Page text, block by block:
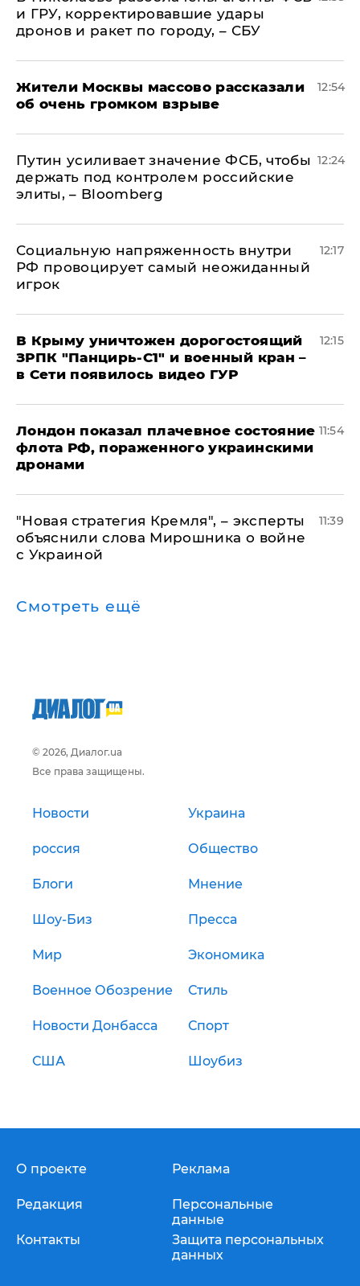
и ГРУ, корректировавшие удары
дронов и ракет по городу, – СБУ
Жители Москвы массово рассказали
об очень громком взрыве
12:54
Путин усиливает значение ФСБ, чтобы
держать под контролем российские
элиты, – Bloomberg
12:24
Социальную напряженность внутри
РФ провоцирует самый неожиданный
игрок
12:17
В Крыму уничтожен дорогостоящий
ЗРПК "Панцирь-С1" и военный кран –
в Сети появилось видео ГУР
12:15
Лондон показал плачевное состояние
флота РФ, пораженного украинскими
дронами
11:54
"Новая стратегия Кремля", – эксперты
объяснили слова Мирошника о войне
с Украиной
11:39
Смотреть ещё
© 2026, Диалог.ua
Все права защищены.
Новости Украина
россия Общество
Блоги Мнение
Шоу-Биз Пресса
Мир Экономика
Военное Обозрение Стиль
Новости Донбасса Спорт
США Шоубиз
О проекте
Редакция
Контакты
Реклама
Персональные
данные
Защита персональных
данных